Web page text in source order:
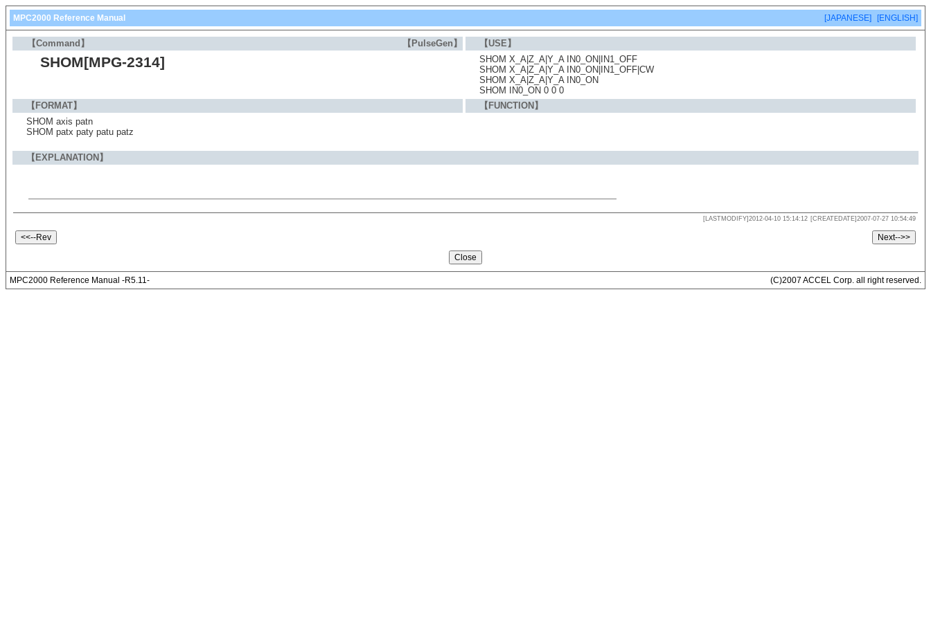
MPC2000 Reference Manual [JAPANESE] [ENGLISH]
【Command】 【PulseGen】 【USE】
SHOM[MPG-2314]
SHOM X_A|Z_A|Y_A IN0_ON|IN1_OFF
SHOM X_A|Z_A|Y_A IN0_ON|IN1_OFF|CW
SHOM X_A|Z_A|Y_A IN0_ON
SHOM IN0_ON 0 0 0
【FORMAT】
【FUNCTION】
SHOM axis patn
SHOM patx paty patu patz
【EXPLANATION】
[LASTMODIFY]2012-04-10 15:14:12 [CREATEDATE]2007-07-27 10:54:49
MPC2000 Reference Manual -R5.11- (C)2007 ACCEL Corp. all right reserved.